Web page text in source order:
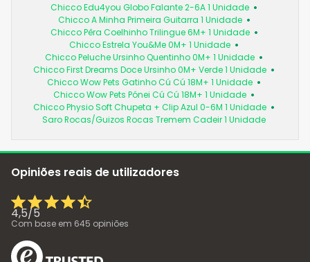
Chicco Edu4you Globo Falante 2-6A 1 Unidade
Chicco A Minha Primeira Guitarra 1 Unidade
Chicco Pêra Coelhinho Trilingue 6M+ 1 Unidade
Chicco Estrela You&Me 0M+ 1 Unidade
Chicco Peluche Ursinho Quentinho 0M+ 1 Unidade
Chicco First Dreams Doce Ursinho 0M+ Verde 1 Unidade
Chicco Wow Pets Gatinho Cú Cú 18M+ 1 Unidade
Chicco Wow Pets Pónei Cú Cú 18M+ 1 Unidade
Chicco Physio Soft Chupeta + Clip Azul 0-6M 1 Unidade
Saro Rocas/Guizos Rocas Tremem Cadeir 1 Unidade
Opiniões reais de utilizadores
4,5/5
Com base em 645 opiniões